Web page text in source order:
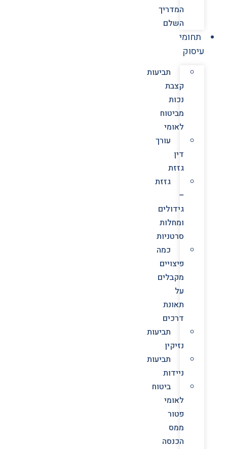
המדריך
השלם
תחומי
עיסוק
תביעות
קצבת
נכות
מביטוח
לאומי
עורך
דין
גזזת
גזזת
–
גידולים
ומחלות
סרטניות
כמה
פיצויים
מקבלים
על
תאונת
דרכים
תביעות
נזיקין
תביעות
ניידות
ביטוח
לאומי
פטור
ממס
הכנסה